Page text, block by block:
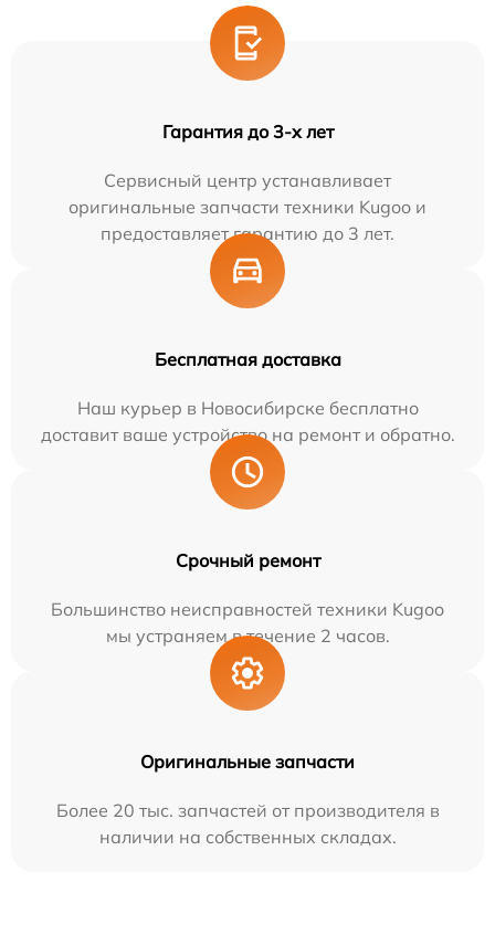
Гарантия до 3-х лет
Сервисный центр устанавливает
оригинальные запчасти техники Kugoo и
предоставляет гарантию до 3 лет.
Бесплатная доставка
Наш курьер в Новосибирске бесплатно
доставит ваше устройство на ремонт и обратно.
Срочный ремонт
Большинство неисправностей техники Kugoo
мы устраняем в течение 2 часов.
Оригинальные запчасти
Более 20 тыс. запчастей от производителя в
наличии на собственных складах.